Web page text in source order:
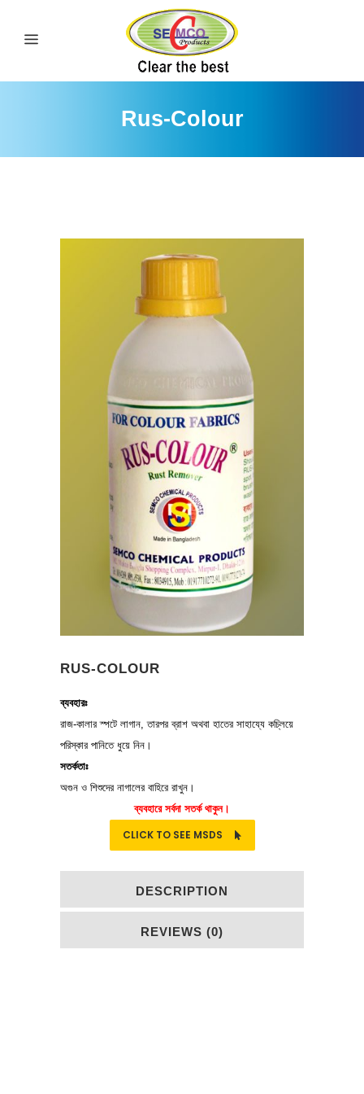
Rus-Colour
RUS-COLOUR
ব্যবহারঃ
রাজ-কালার স্পটে লাগান, তারপর ব্রাশ অথবা হাতের সাহায্যে কচ্লিয়ে
পরিস্কার পানিতে ধুয়ে নিন।
সতর্কতাঃ
অগুন ও শিশুদের নাগালের বাহিরে রাখুন।
ব্যবহারে সর্বদা সতর্ক থাকুন।
CLICK TO SEE MSDS
DESCRIPTION
REVIEWS (0)